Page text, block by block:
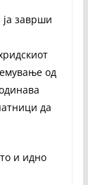
заврши
од
да
и идно